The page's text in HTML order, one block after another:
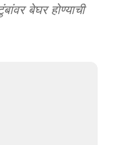
बेघर होण्याची